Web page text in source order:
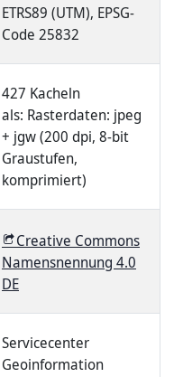
ETRS89 (UTM), EPSG-
Code 25832
427 Kacheln
als: Rasterdaten: jpeg
+ jgw (200 dpi, 8-bit
Graustufen,
komprimiert)
Creative Commons
Namensnennung 4.0
DE
Servicecenter
Geoinformation